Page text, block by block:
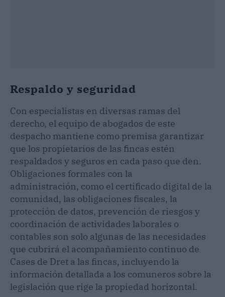
Respaldo y seguridad
Con especialistas en diversas ramas del
derecho, el equipo de abogados de este
despacho mantiene como premisa garantizar
que los propietarios de las fincas estén
respaldados y seguros en cada paso que den.
Obligaciones formales con la
administración, como el certificado digital de la
comunidad, las obligaciones fiscales, la
protección de datos, prevención de riesgos y
coordinación de actividades laborales o
contables son solo algunas de las necesidades
que cubrirá el acompañamiento continuo de
Cases de Dret a las fincas, incluyendo la
información detallada a los comuneros sobre la
legislación que rige la propiedad horizontal.